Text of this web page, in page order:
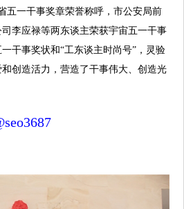
五一干事奖章荣誉称呼，市公安局前
李应禄等两东谈主荣获宇宙五一干事
干事奖状和“工东谈主时尚号”，灵验
创造活力，营造了干事伟大、创造光